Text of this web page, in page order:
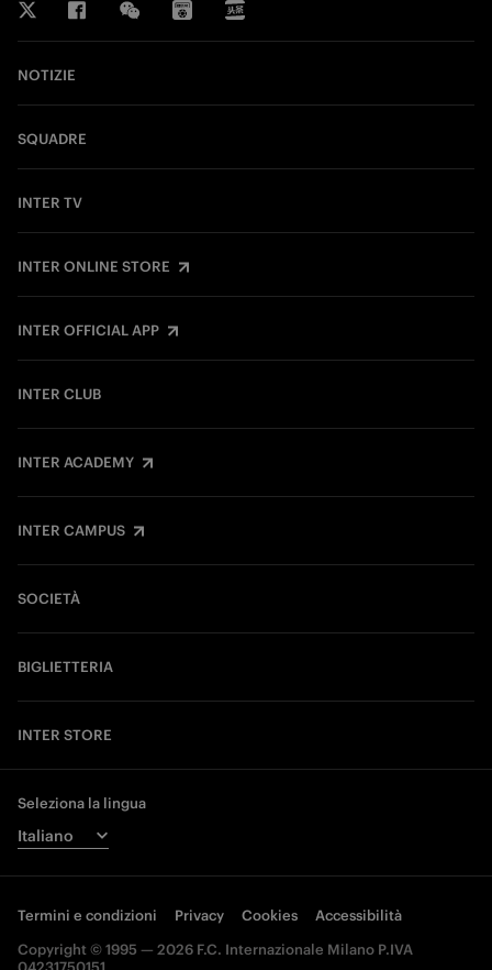
NOTIZIE
SQUADRE
INTER TV
INTER ONLINE STORE
INTER OFFICIAL APP
INTER CLUB
INTER ACADEMY
INTER CAMPUS
SOCIETÀ
BIGLIETTERIA
INTER STORE
Seleziona la lingua
Termini e condizioni Privacy Cookies
Accessibilità
Copyright © 1995 — 2026 F.C. Internazionale Milano P.IVA